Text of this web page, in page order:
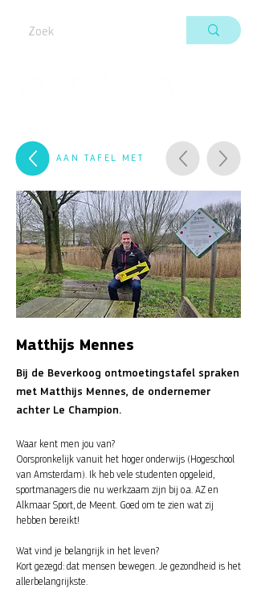
AAN TAFEL MET
Matthijs Mennes
Bij de Beverkoog ontmoetingstafel spraken
met Matthijs Mennes, de ondernemer
achter Le Champion.
Waar kent men jou van?
Oorspronkelijk vanuit het hoger onderwijs (Hogeschool
van Amsterdam). Ik heb vele studenten opgeleid,
sportmanagers die nu werkzaam zijn bij o.a. AZ en
Alkmaar Sport, de Meent. Goed om te zien wat zij
hebben bereikt!
Wat vind je belangrijk in het leven?
Kort gezegd: dat mensen bewegen. Je gezondheid is het
allerbelangrijkste.